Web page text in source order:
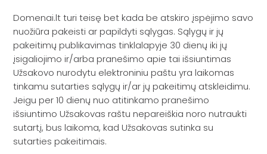
Domenai.lt turi teisę bet kada be atskiro įspėjimo savo
nuožiūra pakeisti ar papildyti sąlygas. Sąlygų ir jų
pakeitimų publikavimas tinklalapyje 30 dienų iki jų
įsigaliojimo ir/arba pranešimo apie tai išsiuntimas
Užsakovo nurodytu elektroniniu paštu yra laikomas
tinkamu sutarties sąlygų ir/ar jų pakeitimų atskleidimu.
Jeigu per 10 dienų nuo atitinkamo pranešimo
išsiuntimo Užsakovas raštu nepareiškia noro nutraukti
sutartį, bus laikoma, kad Užsakovas sutinka su
sutarties pakeitimais.